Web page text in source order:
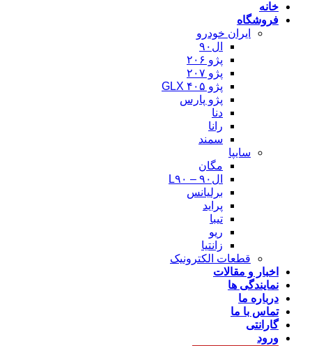
خانه
فروشگاه
ایران خودرو
ال۹۰
پژو ۲۰۶
پژو ۲۰۷
پژو ۴۰۵ GLX
پژو پارس
دنا
رانا
سمند
سایپا
مگان
ال۹۰ – L۹۰
برلیانس
پراید
تیبا
ریو
زانتیا
قطعات الکترونیک
اخبار و مقالات
نمایندگی ها
درباره ما
تماس با ما
گارانتی
ورود